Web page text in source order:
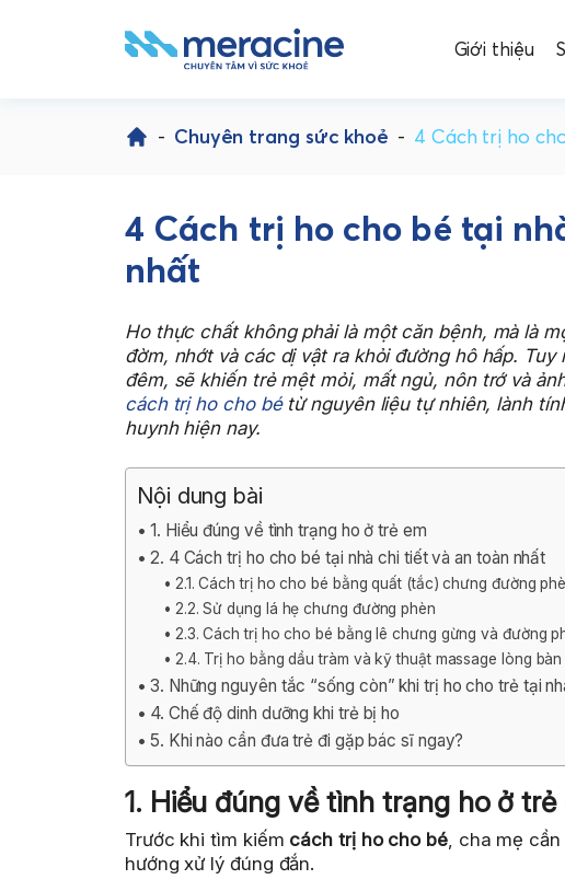
Giới thiệu
- Chuyên trang sức khoẻ - 4 Cách trị ho
4 Cách trị ho cho bé tại
nhất
Ho thực chất không phải là một căn bệnh, mà là
đờm, nhớt và các dị vật ra khỏi đường hô hấp.
đêm, sẽ khiến trẻ mệt mỏi, mất ngủ, nôn trớ và
cách trị ho cho bétừ nguyên liệu tự nhiên, lành
huynh hiện nay.
Nội dung bài
1. Hiểu đúng về tình trạng ho ở trẻ em
2. 4 Cách trị ho cho bé tại nhà chi tiết và an toàn nhất
2.1. Cách trị ho cho bé bằng quất (tắc) chưng đường
2.2. Sử dụng lá hẹ chưng đường phèn
2.3. Cách trị ho cho bé bằng lê chưng gừng và đường
2.4. Trị ho bằng dầu tràm và kỹ thuật massage lòng
3. Những nguyên tắc “sống còn” khi trị ho cho trẻ tại
4. Chế độ dinh dưỡng khi trẻ bị ho
5. Khi nào cần đưa trẻ đi gặp bác sĩ ngay?
1. Hiểu đúng về tình trạng ho ở trẻ
Trước khi tìm kiếm cách trị ho cho bé, cha mẹ
hướng xử lý đúng đắn.